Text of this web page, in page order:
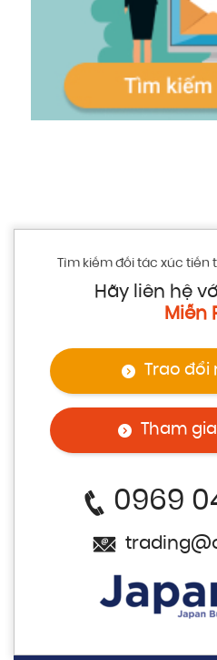
Tìm kiếm đối tác xúc tiến
Hãy liên hệ
Miễn
Trao đổi
Tham
0969